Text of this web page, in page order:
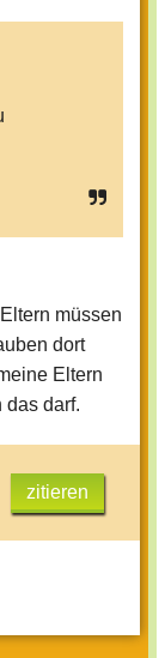
müssen
dort
Eltern
darf.
zitieren